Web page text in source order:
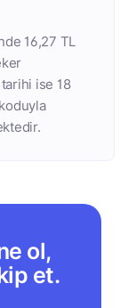
16,27 TL
ise 18
ol,
et.